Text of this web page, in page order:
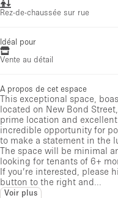
Rez-de-chaussée sur rue
Idéal pour
Vente au détail
A propos de cet espace
This exceptional space,
located on New Bond
prime location and
incredible opportunity for
to make a statement in the
The space will be minimal
looking for tenants of 6+
If you’re interested, please
button to the right and...
Voir plus